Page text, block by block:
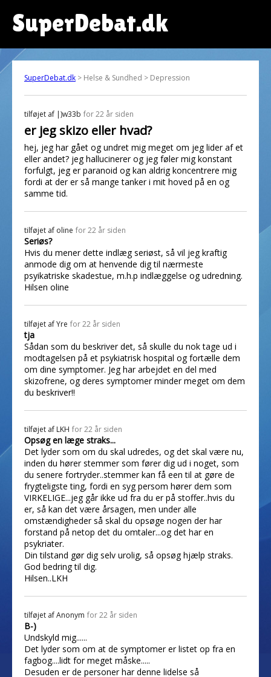
SuperDebat.dk
SuperDebat.dk > Helse & Sundhed > Depression
tilføjet af |)w33b for 22 år siden
er jeg skizo eller hvad?
hej, jeg har gået og undret mig meget om jeg lider af et
eller andet? jeg hallucinerer og jeg føler mig konstant
forfulgt, jeg er paranoid og kan aldrig koncentrere mig
fordi at der er så mange tanker i mit hoved på en og
samme tid.
tilføjet af oline for 22 år siden
Seriøs?
Hvis du mener dette indlæg seriøst, så vil jeg kraftig
anmode dig om at henvende dig til nærmeste
psyikatriske skadestue, m.h.p indlæggelse og udredning.
Hilsen oline
tilføjet afYre for 22 år siden
tja
Sådan som du beskriver det, så skulle du nok tage ud i
modtagelsen på et psykiatrisk hospital og fortælle dem
om dine symptomer. Jeg har arbejdet en del med
skizofrene, og deres symptomer minder meget om dem
du beskriver!!
tilføjet af LKH for 22 år siden
Opsøg en læge straks...
Det lyder som om du skal udredes, og det skal være nu,
inden du hører stemmer som fører dig ud i noget, som
du senere fortryder..stemmer kan få een til at gøre de
frygteligste ting, fordi en syg persom hører dem som
VIRKELIGE...jeg går ikke ud fra du er på stoffer..hvis du
er, så kan det være årsagen, men under alle
omstændigheder så skal du opsøge nogen der har
forstand på netop det du omtaler...og det har en
psykriater.
Din tilstand gør dig selv urolig, så opsøg hjælp straks.
God bedring til dig.
Hilsen..LKH
tilføjet afAnonym for 22 år siden
B-)
Undskyld mig......
Det lyder som om at de symptomer er listet op fra en
fagbog....lidt for meget måske.....
Desuden er de personer har denne lidelse så